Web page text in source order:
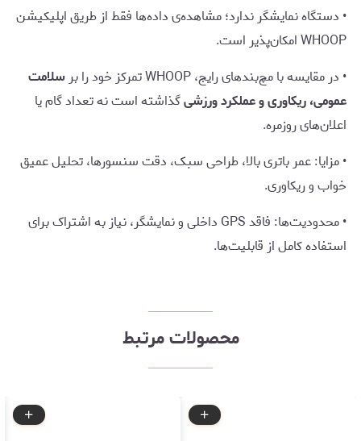
• دستگاه نمایشگر ندارد؛ مشاهده‌ی داده‌ها فقط از طریق اپلیکیشن
WHOOP امکان‌پذیر است.
• در مقایسه با مچ‌بندهای رایج، WHOOP تمرکز خود را بر
سلامت
عمومی، ریکاوری و عملکرد ورزشیگذاشته است نه تعداد گام یا
اعلان‌های روزمره.
• مزایا: عمر باتری بالا، طراحی سبک، دقت سنسورها، تحلیل عمیق
خواب و ریکاوری.
• محدودیت‌ها: فاقد GPS داخلی و نمایشگر، نیاز به اشتراک برای
استفاده کامل از قابلیت‌ها.
محصولات مرتبط